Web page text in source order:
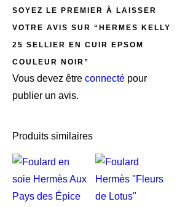
SOYEZ LE PREMIER À LAISSER
VOTRE AVIS SUR “HERMES KELLY
25 SELLIER EN CUIR EPSOM
COULEUR NOIR”
Vous devez être connecté pour
publier un avis.
Produits similaires